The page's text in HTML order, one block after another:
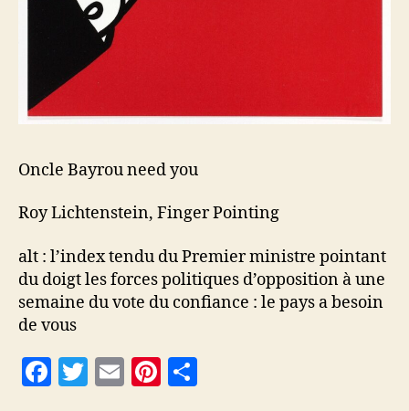
Oncle Bayrou need you
Roy Lichtenstein, Finger Pointing
alt : l’index tendu du Premier ministre pointant
du doigt les forces politiques d’opposition à une
semaine du vote du confiance : le pays a besoin
de vous
F
T
E
Pi